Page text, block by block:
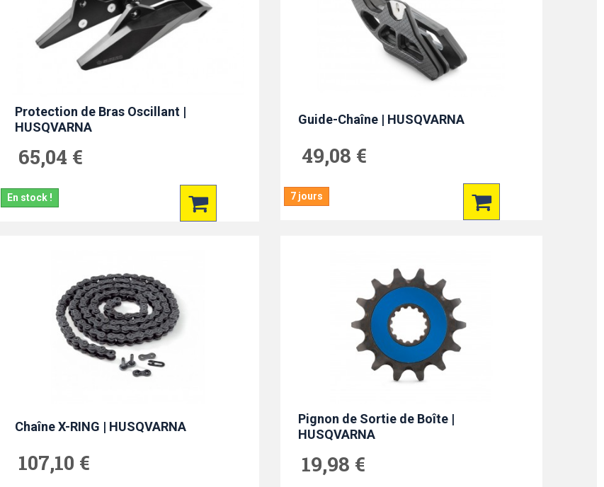
Protection de Bras Oscillant |
HUSQVARNA
65,04 €
En stock !
Guide-Chaîne | HUSQVARNA
49,08 €
7 jours
Chaîne X-RING | HUSQVARNA
107,10 €
Pignon de Sortie de Boîte |
HUSQVARNA
19,98 €